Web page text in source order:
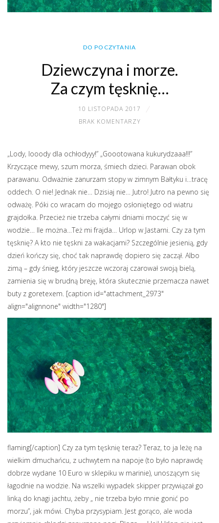
DO POCZYTANIA
Dziewczyna i morze.
Za czym tęsknię…
10 LISTOPADA 2017
BRAK KOMENTARZY
„Lody, looody dla ochłodyyy!” „Goootowana kukurydzaaa!!!”
Krzyczące mewy, szum morza, śmiech dzieci. Parawan obok
parawanu. Odważnie zanurzam stopy w zimnym Bałtyku i…tracę
oddech. O nie! Jednak nie… Dzisiaj nie… Jutro! Jutro na pewno się
odważę. Póki co wracam do mojego osłoniętego od wiatru
grajdołka. Przecież nie trzeba całymi dniami moczyć się w
wodzie… Ile można…Też mi frajda… Urlop w Jastarni. Czy za tym
tęsknię? A kto nie tęskni za wakacjami? Szczególnie jesienią, gdy
dzień kończy się, choć tak naprawdę dopiero się zaczął. Albo
zimą – gdy śnieg, który jeszcze wczoraj czarował swoją bielą,
zamienia się w brudną breję, która skutecznie przemacza nawet
buty z goretexem. [caption id="attachment_2973"
align="alignnone" width="1280"]
flaming[/caption] Czy za tym tęsknię teraz? Teraz, to ja leżę na
wielkim dmuchańcu, z uchwytem na napoje (to było naprawdę
dobrze wydane 10 Euro w sklepiku w marinie), unoszącym się
łagodnie na wodzie. Na wszelki wypadek skipper przywiązał go
linką do knagi jachtu, żeby „ nie trzeba było mnie gonić po
morzu”, jak mówi. Chyba przysypiam. Jest gorąco, ale woda